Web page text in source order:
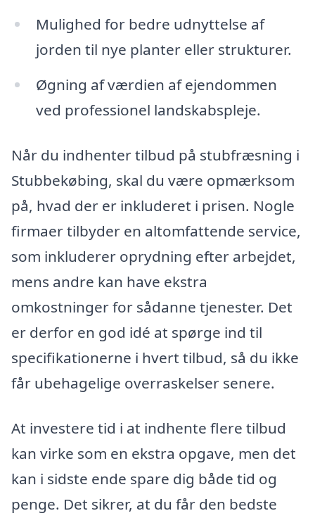
Mulighed for bedre udnyttelse af
jorden til nye planter eller strukturer.
Øgning af værdien af ejendommen
ved professionel landskabspleje.
Når du indhenter tilbud på stubfræsning i
Stubbekøbing, skal du være opmærksom
på, hvad der er inkluderet i prisen. Nogle
firmaer tilbyder en altomfattende service,
som inkluderer oprydning efter arbejdet,
mens andre kan have ekstra
omkostninger for sådanne tjenester. Det
er derfor en god idé at spørge ind til
specifikationerne i hvert tilbud, så du ikke
får ubehagelige overraskelser senere.
At investere tid i at indhente flere tilbud
kan virke som en ekstra opgave, men det
kan i sidste ende spare dig både tid og
penge. Det sikrer, at du får den bedste